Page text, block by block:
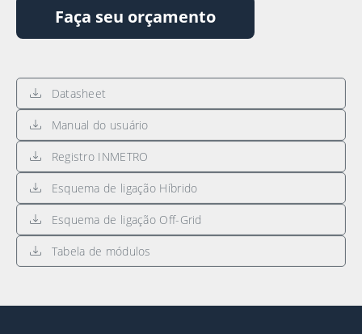
Faça seu orçamento
Datasheet
Manual do usuário
Registro INMETRO
Esquema de ligação Híbrido
Esquema de ligação Off-Grid
Tabela de módulos